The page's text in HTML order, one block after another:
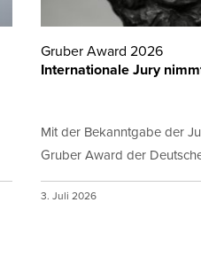
Gruber Award 2026
Internationale Jury
Mit der Bekanntgabe der
Gruber Award der
3. Juli 2026